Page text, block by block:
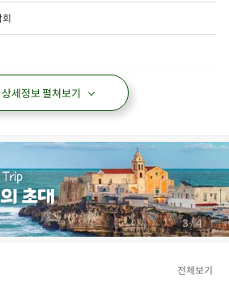
일 / 경기도 용인시 처인구 모현읍 곡현로 620-36
내산
시가 나올 수 있으니 주의하여 드시기 바랍니다.
은 난류, 우유, 밀, 대두, 새우를 사용한 제품과 같은 제
에서 제조하고 있습니다.
상세정보 펼쳐보기
3/4
전체보기